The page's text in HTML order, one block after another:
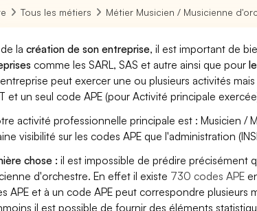
Tous les métiers Métier Musicien / Musicienne
lacréation de son entreprise, il est important de
comme les SARL, SAS et autre ainsi que pour
peut exercer une ou plusieurs activités
et un seul code APE (pour Activité principale
activité professionnelle principale est : Musicien /
visibilité sur les codes APE que l'administration
chose : il est impossible de prédire précisément
d'orchestre. En effet il existe 730 codes APE
APE et à un code APE peut correspondre plusieurs
il est possible de fournir des éléments